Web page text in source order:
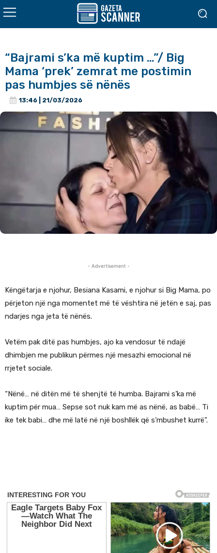
“Bajrami s’ka më kuptim …”/ Big
Mama ‘prek’ zemrat me postimin
pas humbjes së nënës
13:46 | 21/03/2026
- Advertisement -
Këngëtarja e njohur, Besiana Kasami, e njohur si Big Mama, po
përjeton një nga momentet më të vështira në jetën e saj, pas
ndarjes nga jeta të nënës.
Vetëm pak ditë pas humbjes, ajo ka vendosur të ndajë
dhimbjen me publikun përmes një mesazhi emocional në
rrjetet sociale.
“Nënë… në ditën më të shenjtë të humba. Bajrami s’ka më
kuptim për mua… Sepse sot nuk kam më as nënë, as babë… Ti
ike tek babi… dhe më latë në një boshllëk që s’mbushet kurrë”.